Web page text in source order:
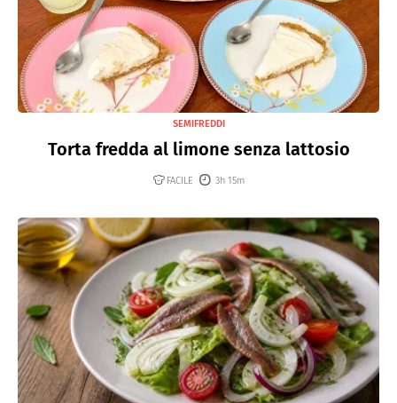
SEMIFREDDI
Torta fredda al limone senza lattosio
FACILE 3h 15m